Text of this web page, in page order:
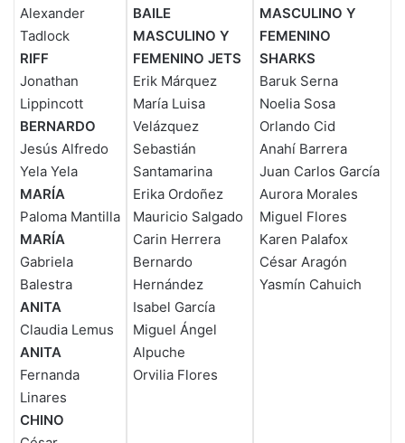
Alexander
Tadlock
RIFF
Jonathan
Lippincott
BERNARDO
Jesús Alfredo
Yela Yela
MARÍA
Paloma Mantilla
MARÍA
Gabriela
Balestra
ANITA
Claudia Lemus
ANITA
Fernanda
Linares
CHINO
BAILE
MASCULINO Y
FEMENINO JETS
Erik Márquez
María Luisa
Velázquez
Sebastián
Santamarina
Erika Ordoñez
Mauricio Salgado
Carin Herrera
Bernardo
Hernández
Isabel García
Miguel Ángel
Alpuche
Orvilia Flores
MASCULINO Y
FEMENINO
SHARKS
Baruk Serna
Noelia Sosa
Orlando Cid
Anahí Barrera
Juan Carlos García
Aurora Morales
Miguel Flores
Karen Palafox
César Aragón
Yasmín Cahuich